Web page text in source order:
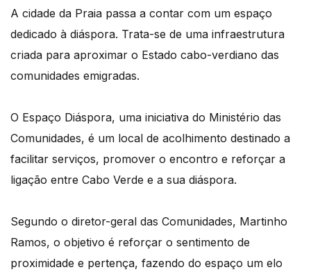
A cidade da Praia passa a contar com um espaço
dedicado à diáspora. Trata-se de uma infraestrutura
criada para aproximar o Estado cabo-verdiano das
comunidades emigradas.
O Espaço Diáspora, uma iniciativa do Ministério das
Comunidades, é um local de acolhimento destinado a
facilitar serviços, promover o encontro e reforçar a
ligação entre Cabo Verde e a sua diáspora.
Segundo o diretor-geral das Comunidades, Martinho
Ramos, o objetivo é reforçar o sentimento de
proximidade e pertença, fazendo do espaço um elo